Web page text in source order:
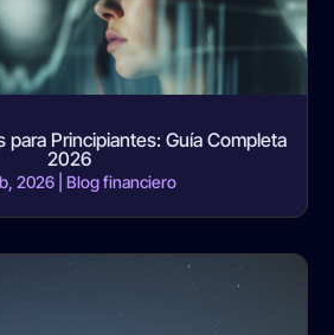
para Principiantes: Guía Completa
2026
2026| Blog financiero